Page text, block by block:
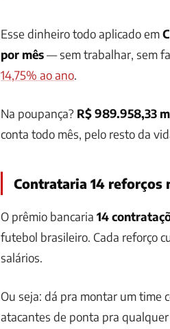
Esse dinheiro todo aplicado em
por mês— sem trabalhar, sem
14,75% ao ano.
Na poupança? R$ 989.958,33
conta todo mês, pelo resto da
Contrataria 14 reforços
O prêmio bancaria 14
futebol brasileiro. Cada reforço
salários.
Ou seja: dá pra montar um time
atacantes de ponta pra